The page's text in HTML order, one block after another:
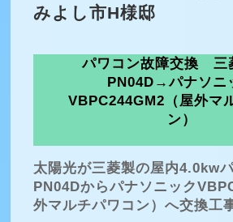
みよし市H様邸
パワコン故障交換 三
PN04D→パナソニ
VBPC244GM2（屋外マ
ン）
太陽光が三菱製の屋内4.0kw
PN04Dからパナソニック
外マルチパワコン）へ交換工